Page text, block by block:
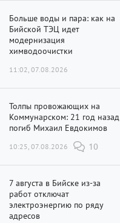
Больше воды и пара: как на
Бийской ТЭЦ идет
модернизация
химводоочистки
11:02, 07.08.2026
Толпы провожающих на
Коммунарском: 21 год назад
погиб Михаил Евдокимов
10:25, 07.08.2026 10
7 августа в Бийске из-за
работ отключат
электроэнергию по ряду
адресов